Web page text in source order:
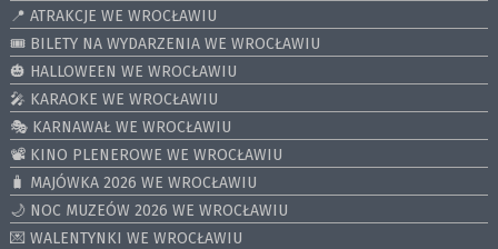
📍 ATRAKCJE WE WROCŁAWIU
🎟️ BILETY NA WYDARZENIA WE WROCŁAWIU
🎃 HALLOWEEN WE WROCŁAWIU
🎤 KARAOKE WE WROCŁAWIU
🎭 KARNAWAŁ WE WROCŁAWIU
📽️ KINO PLENEROWE WE WROCŁAWIU
🧳 MAJÓWKA 2026 WE WROCŁAWIU
🌙 NOC MUZEÓW 2026 WE WROCŁAWIU
💌 WALENTYNKI WE WROCŁAWIU